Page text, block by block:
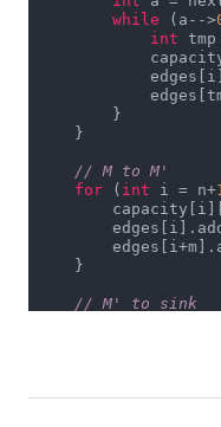
while (a-->
int
        }
    }
// M to M'
for ( int i = n+1
    }
// M' to sink
    }